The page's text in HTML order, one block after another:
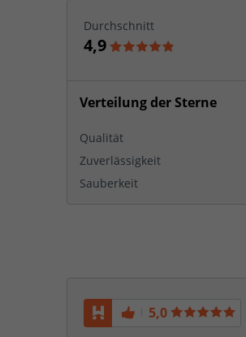
Durchschnitt
4,9
Verteilung der Sterne
Qualität
Zuverlässigkeit
Sauberkeit
5,0